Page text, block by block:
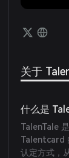
关于
什么是
TalenTale
Talentcard
认定方式，